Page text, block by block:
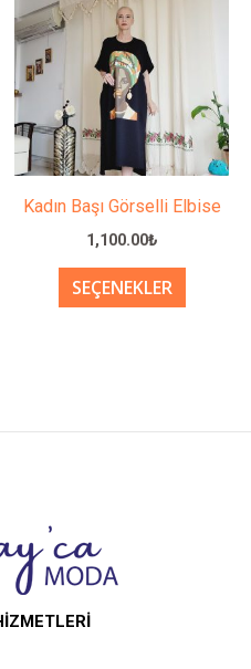
Kadın Başı Görselli Elbise
1,100.00₺
SEÇENEKLER
var.
ürün